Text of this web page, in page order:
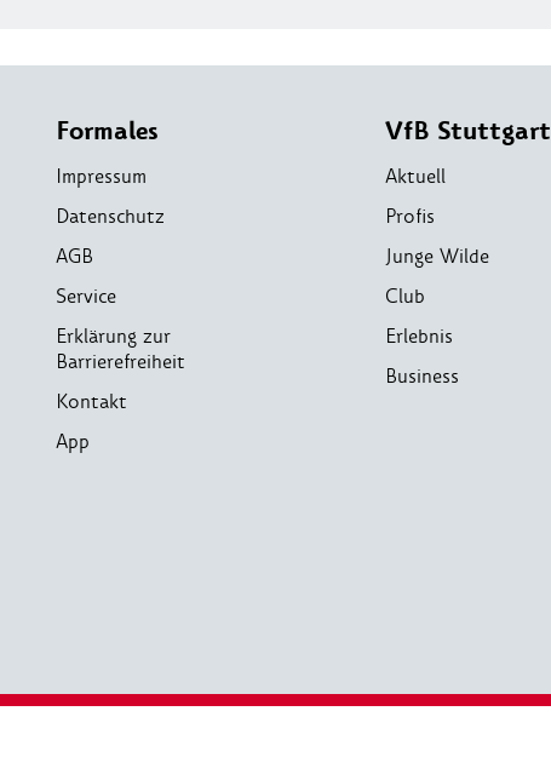
Formales
Impressum
Datenschutz
AGB
Service
Erklärung zur
Barrierefreiheit
Kontakt
App
VfB Stuttgart
Aktuell
Profis
Junge Wilde
Club
Erlebnis
Business